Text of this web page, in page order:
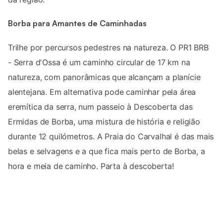
Borba para Amantes de Caminhadas
Trilhe por percursos pedestres na natureza. O PR1 BRB
- Serra d'Ossa é um caminho circular de 17 km na
natureza, com panorâmicas que alcançam a planície
alentejana. Em alternativa pode caminhar pela área
eremítica da serra, num passeio à Descoberta das
Ermidas de Borba, uma mistura de história e religião
durante 12 quilómetros. A Praia do Carvalhal é das mais
belas e selvagens e a que fica mais perto de Borba, a
hora e meia de caminho. Parta à descoberta!